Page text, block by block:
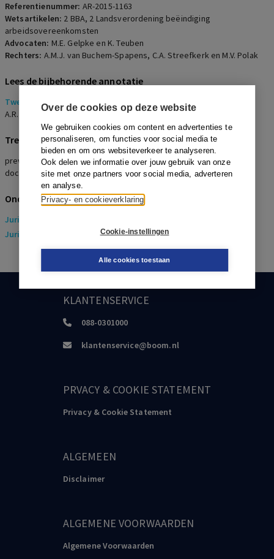
Over de cookies op deze website
We gebruiken cookies om content en advertenties te
personaliseren, om functies voor social media te
bieden en om ons websiteverkeer te analyseren.
Ook delen we informatie over jouw gebruik van onze
site met onze partners voor social media, adverteren
en analyse.
Privacy- en cookieverklaring
Cookie-instellingen
Alle cookies toestaan
Referentienummer: AR-2015-1163
Wetsartikelen: 2 BBA, 2 Landsverordening beëindiging
arbeidsovereenkomsten
Advocaten: M.E. Gelpke en K. Teuben
Rechters: A.M.J. van Buchem-Spapens, C.A. Streefkerk en M.V. Polak
Lees de bijbehorende annotatie
Twee rauwelijke opzeggingen uit de Grillroom van Ramses
A.R. Houweling
Trefwoorden
preventieve toets, personele werkingssfeer, docent, rector, niet-
docerend
Onderwerpen
Juridisch
Juridisch
> Sociaal Zekerheidsrecht
KLANTENSERVICE
088-0301000
klantenservice@boom.nl
PRVACY & COOKIE STATEMENT
Privacy & Cookie Statement
ALGEMEEN
Disclaimer
ALGEMENE VOORWAARDEN
Algemene Voorwaarden